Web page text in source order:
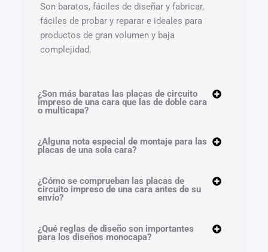
Son baratos, fáciles de diseñar y fabricar,
fáciles de probar y reparar e ideales para
productos de gran volumen y baja
complejidad.
¿Son más baratas las placas de circuito
impreso de una cara que las de doble cara
o multicapa?
¿Alguna nota especial de montaje para las
placas de una sola cara?
¿Cómo se comprueban las placas de
circuito impreso de una cara antes de su
envío?
¿Qué reglas de diseño son importantes
para los diseños monocapa?